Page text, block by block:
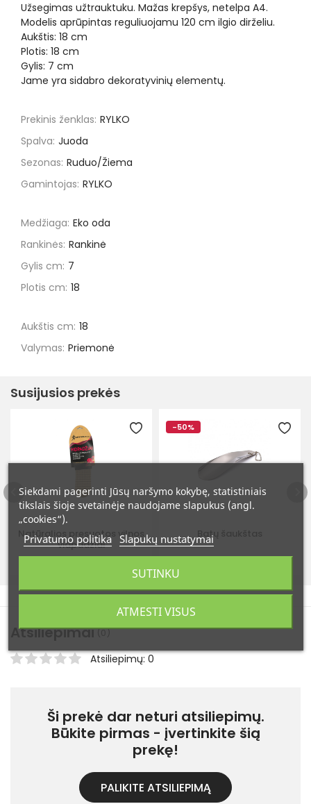
Užsegimas užtrauktuku. Mažas krepšys, netelpa A4.
Modelis aprūpintas reguliuojamu 120 cm ilgio dirželiu.
Aukštis: 18 cm
Plotis: 18 cm
Gylis: 7 cm
Jame yra sidabro dekoratyvinių elementų.
Prekinis ženklas: RYLKO
Spalva: Juoda
Sezonas: Ruduo/Žiema
Gamintojas: RYLKO
Medžiaga: Eko oda
Rankinės: Rankinė
Gylis cm: 7
Plotis cm: 18
Aukštis cm: 18
Valymas: Priemonė
Susijusios prekės
Natūralios presuotos vilnos
vidpadžiai
4,99 €
-50%
Batų šaukštas
2,49 €
Atsiliepimai(0)
Atsiliepimų: 0
Ši prekė dar neturi atsiliepimų.
Būkite pirmas - įvertinkite šią
prekę!
PALIKITE ATSILIEPIMĄ
Siekdami pagerinti Jūsų naršymo kokybę, statistiniais
tikslais šioje svetainėje naudojame slapukus (angl.
„cookies“).
Privatumo politika Slapukų nustatymai
ATMESTI VISUS
SUTINKU